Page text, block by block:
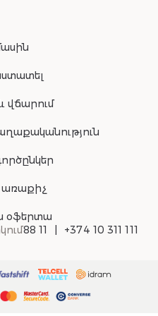
վճարում
օֆերտա
88 11 +374 10 311 111